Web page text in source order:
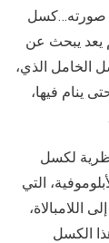
صورته…كسل
يعد يبحث عن
الخامل الذي،
ينام فيها،
لكسل
التي
اللامبالاة،
الكسل